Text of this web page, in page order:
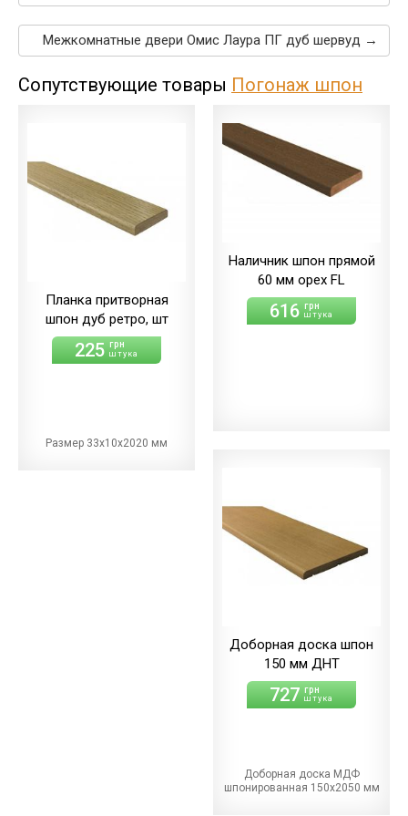
Межкомнатные двери Омис Лаура ПГ дуб шервуд →
Сопутствующие товары Погонаж шпон
Планка притворная
шпон дуб ретро, шт
225 грн
штука
Размер 33х10х2020 мм
Наличник шпон прямой
60 мм орех FL
616 грн
штука
Доборная доска шпон
150 мм ДНТ
727 грн
штука
Доборная доска МДФ
шпонированная 150х2050 мм